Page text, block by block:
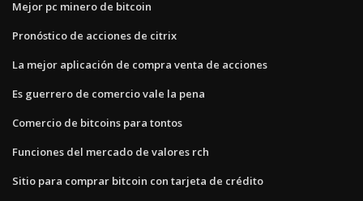
Mejor pc minero de bitcoin
Pronóstico de acciones de citrix
La mejor aplicación de compra venta de acciones
Es guerrero de comercio vale la pena
Comercio de bitcoins para tontos
Funciones del mercado de valores rch
Sitio para comprar bitcoin con tarjeta de crédito